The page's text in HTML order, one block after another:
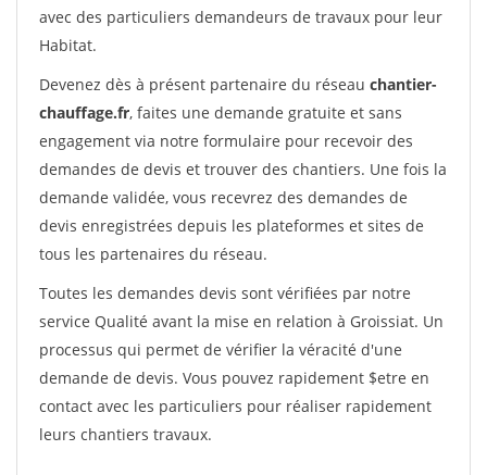
avec des particuliers demandeurs de travaux pour leur
Habitat.
Devenez dès à présent partenaire du réseau chantier-
chauffage.fr, faites une demande gratuite et sans
engagement via notre formulaire pour recevoir des
demandes de devis et trouver des chantiers. Une fois la
demande validée, vous recevrez des demandes de
devis enregistrées depuis les plateformes et sites de
tous les partenaires du réseau.
Toutes les demandes devis sont vérifiées par notre
service Qualité avant la mise en relation à Groissiat. Un
processus qui permet de vérifier la véracité d'une
demande de devis. Vous pouvez rapidement $etre en
contact avec les particuliers pour réaliser rapidement
leurs chantiers travaux.